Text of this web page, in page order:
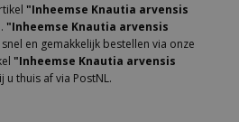
"Inheemse Knautia arvensis
"Inheemse Knautia arvensis
snel en gemakkelijk bestellen via onze
"Inheemse Knautia arvensis
u thuis af via PostNL.